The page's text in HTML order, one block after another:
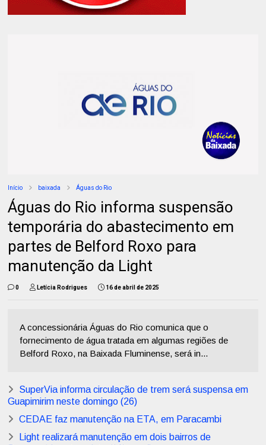
Início baixada Águas do Rio
Águas do Rio informa suspensão
temporária do abastecimento em
partes de Belford Roxo para
manutenção da Light
0 Letícia Rodrigues 16 de abril de 2025
A concessionária Águas do Rio comunica que o
fornecimento de água tratada em algumas regiões de
Belford Roxo, na Baixada Fluminense, será in...
SuperVia informa circulação de trem será suspensa em
Guapimirim neste domingo (26)
CEDAE faz manutenção na ETA, em Paracambi
Light realizará manutenção em dois bairros de